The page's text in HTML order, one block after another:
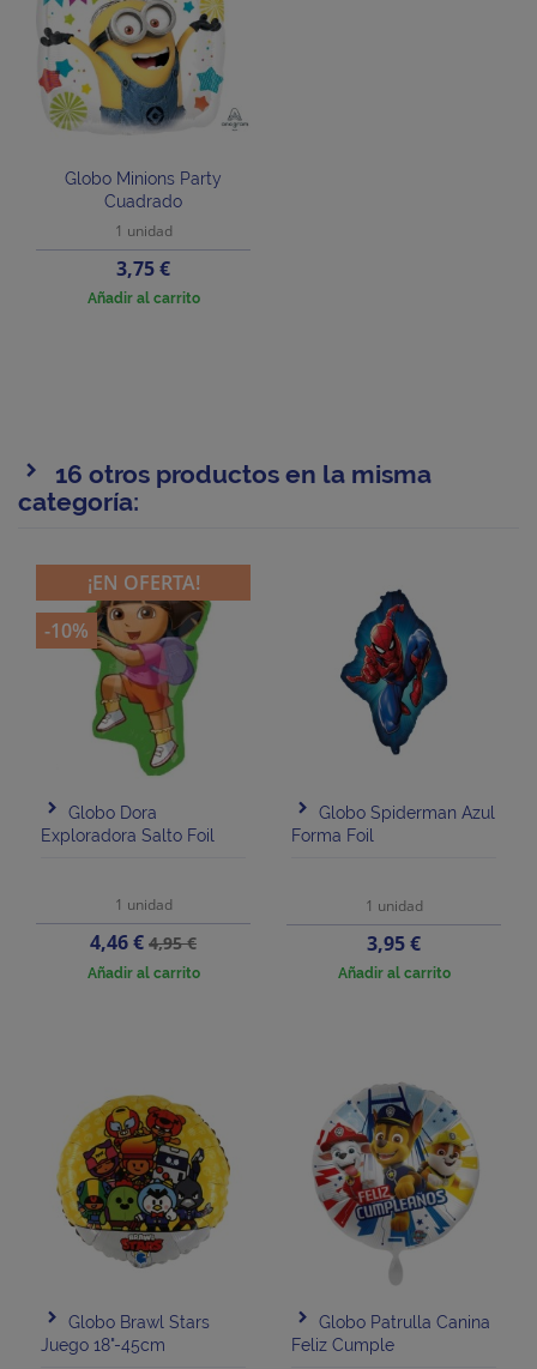
Globo Minions Party
Cuadrado
1 unidad
Precio
3,75 €
Añadir al carrito
16 otros productos en la misma
categoría:
Globo Dora
Exploradora Salto Foil
1 unidad
Precio
4,46 €Precio
base
4,95 €
Añadir al carrito
¡EN OFERTA!
-10%
Globo Spiderman Azul
Forma Foil
1 unidad
Precio
3,95 €
Añadir al carrito
Globo Brawl Stars
Juego 18"-45cm
Globo Patrulla Canina
Feliz Cumple